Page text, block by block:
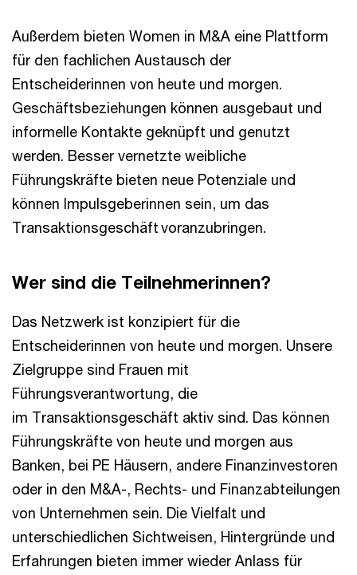
Außerdem bieten Women in M&A eine Plattform
für den fachlichen Austausch der
Entscheiderinnen von heute und morgen.
Geschäftsbeziehungen können ausgebaut und
informelle Kontakte geknüpft und genutzt
werden. Besser vernetzte weibliche
Führungskräfte bieten neue Potenziale und
können Impulsgeberinnen sein, um das
Transaktionsgeschäft voranzubringen.
Wer sind die Teilnehmerinnen?
Das Netzwerk ist konzipiert für die
Entscheiderinnen von heute und morgen. Unsere
Zielgruppe sind Frauen mit
Führungsverantwortung, die
im Transaktionsgeschäft aktiv sind. Das können
Führungskräfte von heute und morgen aus
Banken, bei PE Häusern, andere Finanzinvestoren
oder in den M&A-, Rechts- und Finanzabteilungen
von Unternehmen sein. Die Vielfalt und
unterschiedlichen Sichtweisen, Hintergründe und
Erfahrungen bieten immer wieder Anlass für